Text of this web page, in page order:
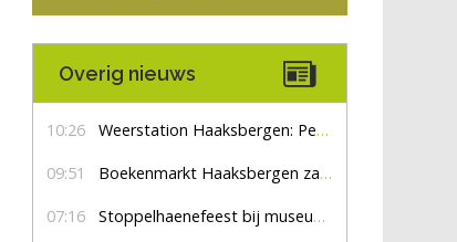
Overig nieuws
10:26 Weerstation Haaksbergen: Perioden met zon en droog
09:51 Boekenmarkt Haaksbergen zaterdag 8 augustus, marktplein Haaksbergen
07:16 Stoppelhaenefeest bij museum De Lebbenbrugge